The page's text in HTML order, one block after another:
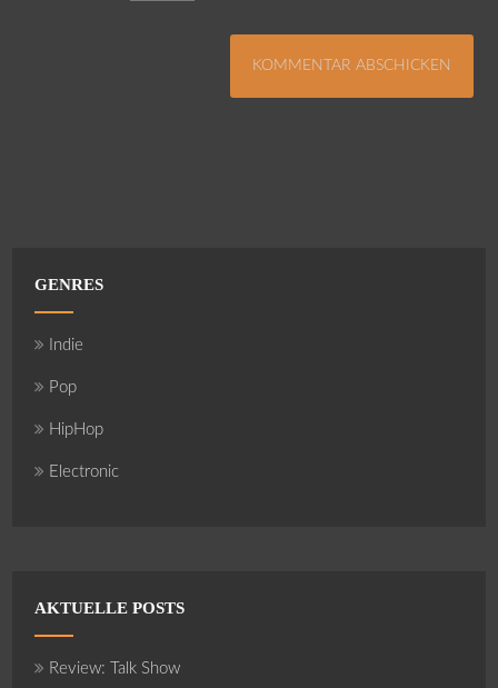
GENRES
Indie
Pop
HipHop
Electronic
AKTUELLE POSTS
Review: Talk Show